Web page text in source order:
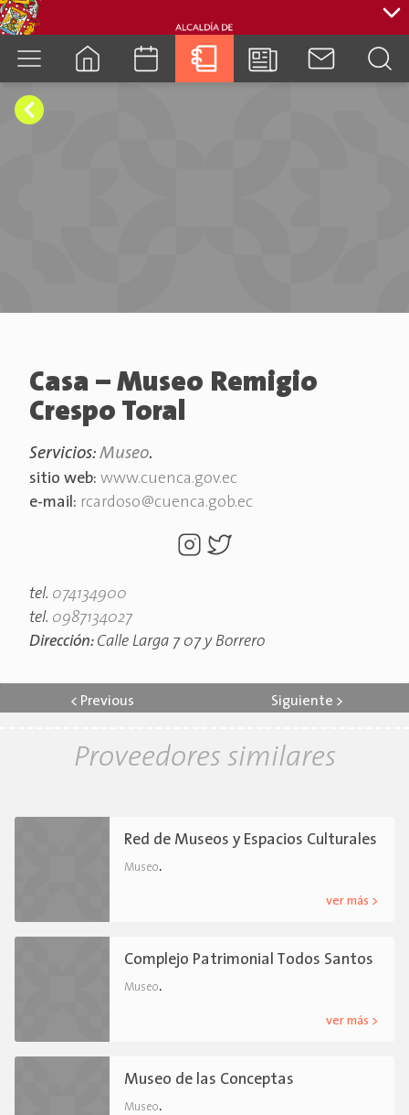
Casa – Museo Remigio
Crespo Toral
Servicios: Museo.
sitio web: www.cuenca.gov.ec
e-mail: rcardoso@cuenca.gob.ec
tel. 074134900
tel. 0987134027
Dirección: Calle Larga 7 07 y Borrero
< Previous Siguiente >
Proveedores similares
Red de Museos y Espacios Culturales
Museo.
ver más >
Complejo Patrimonial Todos Santos
Museo.
ver más >
Museo de las Conceptas
Museo.